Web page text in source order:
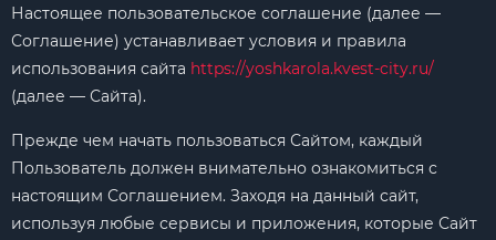
Настоящее пользовательское соглашение (далее —
Соглашение) устанавливает условия и правила
использования сайта https://yoshkarola.kvest-city.ru/
(далее — Сайта).
Прежде чем начать пользоваться Сайтом, каждый
Пользователь должен внимательно ознакомиться с
настоящим Соглашением. Заходя на данный сайт,
используя любые сервисы и приложения, которые Сайт